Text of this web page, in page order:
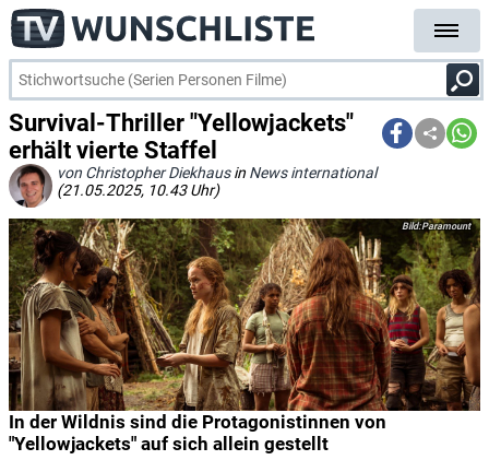
Survival-Thriller "Yellowjackets"
erhält vierte Staffel
von Christopher Diekhausin News international
(21.05.2025, 10.43 Uhr)
In der Wildnis sind die Protagonistinnen von
"Yellowjackets" auf sich allein gestellt
Paramount